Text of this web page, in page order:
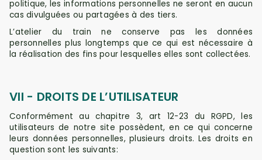
politique, les informations personnelles ne seront en aucun
cas divulguées ou partagées à des tiers.
L’atelier du train ne conserve pas les données
personnelles plus longtemps que ce qui est nécessaire à
la réalisation des fins pour lesquelles elles sont collectées.
VII - DROITS DE L’UTILISATEUR
Conformément au chapitre 3, art 12-23 du RGPD, les
utilisateurs de notre site possèdent, en ce qui concerne
leurs données personnelles, plusieurs droits. Les droits en
question sont les suivants: